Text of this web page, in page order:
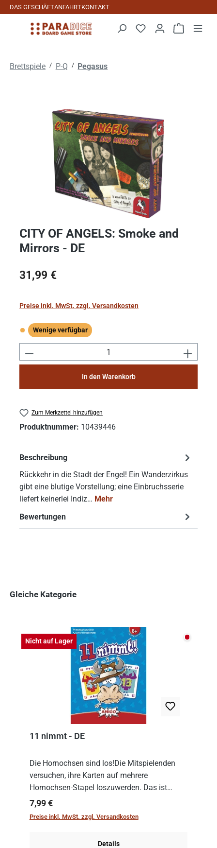
Zum Hauptinhalt springen
DAS GESCHÄFTANFAHRTKONTAKT
Brettspiele / P-Q / Pegasus
Bildergalerie überspringen
CITY OF ANGELS: Smoke and
Mirrors - DE
Regulärer Preis:
31,99 €
Preise inkl. MwSt. zzgl. Versandkosten
Wenige verfügbar
Wenige verfügbar
Produkt Anzahl: Gib den gewünschten
In den Warenkorb
Zum Merkzettel hinzufügen
Produktnummer: 10439446
Beschreibung
Rückkehr in die Stadt der Engel! Ein Wanderzirkus
gibt eine blutige Vorstellung; eine Einbruchsserie
liefert keinerlei Indiz… Mehr
Bewertungen
Gleiche Kategorie
Nicht auf Lager Nicht
11 nimmt - DE
Die Hornochsen sind los!Die Mitspielenden
versuchen, ihre Karten auf mehrere
Hornochsen-Stapel loszuwerden. Das ist
kniffliger als gedacht, denn die Differenz
zwischen ausgespielter Karte und der
Regulärer Preis:
7,99 €
Preise inkl. MwSt. zzgl. Versandkosten
Details